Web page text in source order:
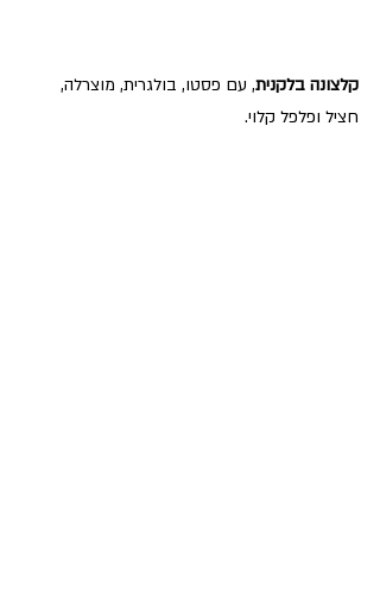
קלצונה בלקנית, עם פסטו, בולגרית, מוצרלה,
חציל ופלפל קלוי.